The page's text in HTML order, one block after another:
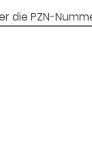
die PZN-